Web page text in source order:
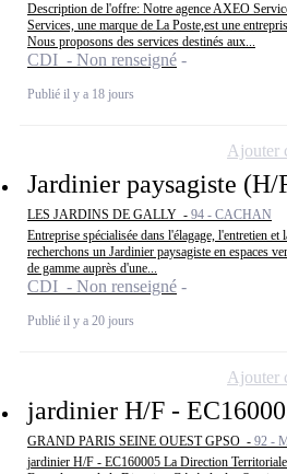
Description de l'offre: Notre agence AXEO
Services, une marque de La Poste,est une
Nous proposons des services destinés aux...
CDI - Non renseigné
Publié il y a 18 jours
Jardinier paysagiste (H/
LES JARDINS DE GALLY - 94 - CACHAN
Entreprise spécialisée dans l'élagage, l'entretien et
recherchons un Jardinier paysagiste en espaces
de gamme auprès d'une...
CDI - Non renseigné
Publié il y a 20 jours
Ajouter
jardinier H/F -
GRAND PARIS SEINE OUEST GPSO - 92 -
jardinier H/F - EC160005 La Direction
Ajouter